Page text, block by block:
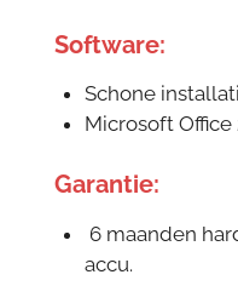
Software:
Schone
Microsoft Office
Garantie:
6 maanden
accu.